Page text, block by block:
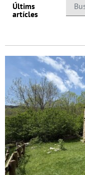
Últims
artícles